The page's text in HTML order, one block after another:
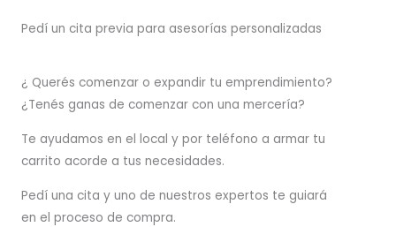
Pedí un cita previa para asesorías personalizadas
¿ Querés comenzar o expandir tu emprendimiento?
¿Tenés ganas de comenzar con una mercería?
Te ayudamos en el local y por teléfono a armar tu
carrito acorde a tus necesidades.
Pedí una cita y uno de nuestros expertos te guiará
en el proceso de compra.